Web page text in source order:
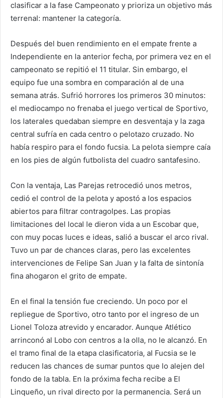
clasificar a la fase Campeonato y prioriza un objetivo más
terrenal: mantener la categoría.
Después del buen rendimiento en el empate frente a
Independiente en la anterior fecha, por primera vez en el
campeonato se repitió el 11 titular. Sin embargo, el
equipo fue una sombra en comparación al de una
semana atrás. Sufrió horrores los primeros 30 minutos:
el mediocampo no frenaba el juego vertical de Sportivo,
los laterales quedaban siempre en desventaja y la zaga
central sufría en cada centro o pelotazo cruzado. No
había respiro para el fondo fucsia. La pelota siempre caía
en los pies de algún futbolista del cuadro santafesino.
Con la ventaja, Las Parejas retrocedió unos metros,
cedió el control de la pelota y apostó a los espacios
abiertos para filtrar contragolpes. Las propias
limitaciones del local le dieron vida a un Escobar que,
con muy pocas luces e ideas, salió a buscar el arco rival.
Tuvo un par de chances claras, pero las excelentes
intervenciones de Felipe San Juan y la falta de sintonía
fina ahogaron el grito de empate.
En el final la tensión fue creciendo. Un poco por el
repliegue de Sportivo, otro tanto por el ingreso de un
Lionel Toloza atrevido y encarador. Aunque Atlético
arrinconó al Lobo con centros a la olla, no le alcanzó. En
el tramo final de la etapa clasificatoria, al Fucsia se le
reducen las chances de sumar puntos que lo alejen del
fondo de la tabla. En la próxima fecha recibe a El
Linqueño, un rival directo por la permanencia. Será un